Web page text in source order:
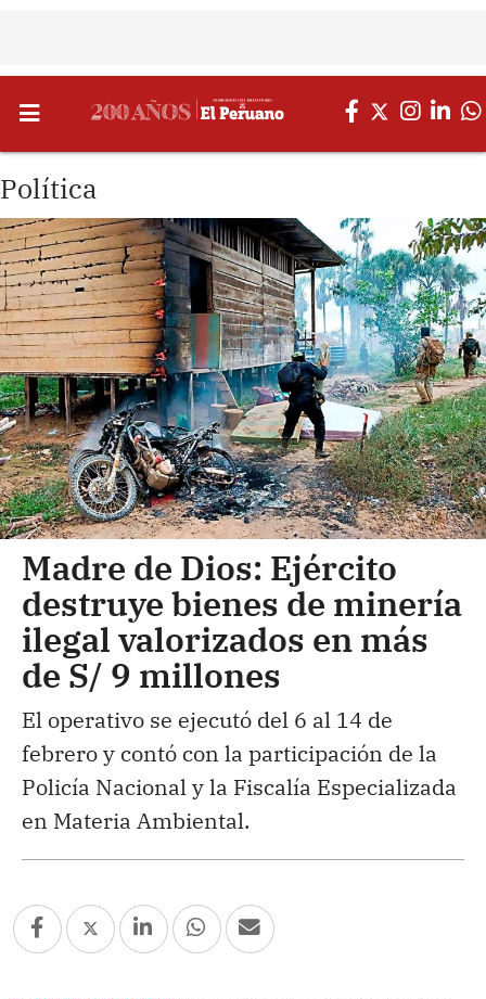
Política
Madre de Dios: Ejército
destruye bienes de minería
ilegal valorizados en más
de S/ 9 millones
El operativo se ejecutó del 6 al 14 de
febrero y contó con la participación de la
Policía Nacional y la Fiscalía Especializada
en Materia Ambiental.